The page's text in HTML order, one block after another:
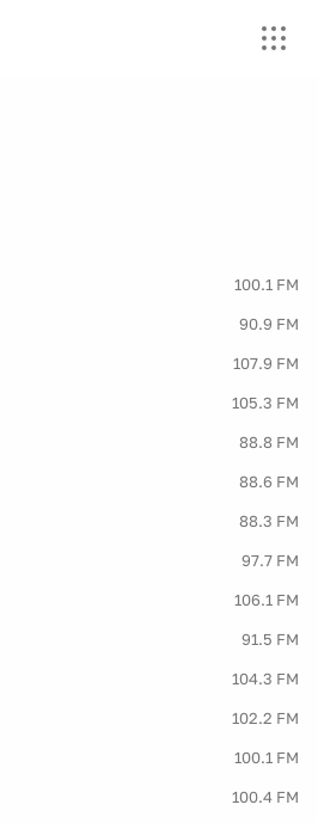
100.1 FM
90.9 FM
107.9 FM
105.3 FM
88.8 FM
88.6 FM
88.3 FM
97.7 FM
106.1 FM
91.5 FM
104.3 FM
102.2 FM
100.1 FM
100.4 FM